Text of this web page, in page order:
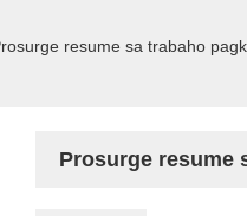
resume sa trabaho
Prosurge resume